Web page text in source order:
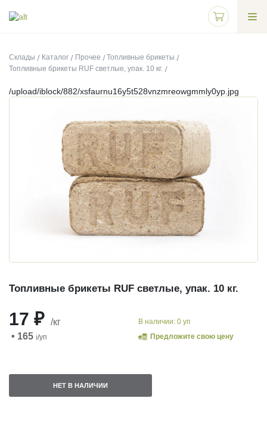
Склады Каталог Прочее
Топливные брикеты
Топливные брикеты RUF светлые, упак. 10 кг.
/upload/iblock/882/xsfaurnu16y5t528vnzmreowgmmly0yp.jpg
Топливные брикеты RUF светлые, упак. 10 кг.
17 ₽ /кг
• 165 i/уп
В наличии: 0 уп
Предложите свою цену
НЕТ В НАЛИЧИИ